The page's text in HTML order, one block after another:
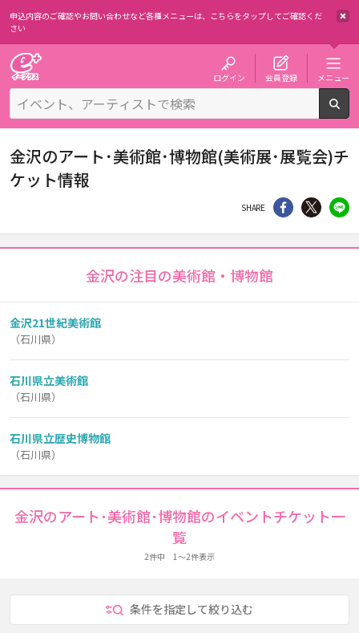
申込内容のご確認やお問い合わせなど各種メニューは、 こちらをタップしてご確認くだ
さい
ログイン 会員登録 メニュー
金沢のアート･美術館･博物館(美術展･展覧会)チ
ケット情報
SHARE シェア Twitter
金沢の注目の美術館・博物館
金沢21世紀美術館
（石川県）
石川県立美術館
（石川県）
石川県立歴史博物館
（石川県）
金沢のアート･美術館･博物館のイベントチケット一
覧
2件中 1～2件表示
条件を指定して絞り込む